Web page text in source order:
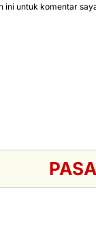
ini untuk komentar